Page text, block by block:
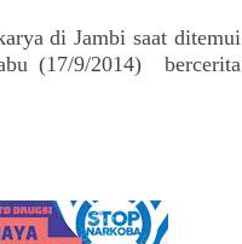
di Jambi saat ditemui
(17/9/2014)
bercerita